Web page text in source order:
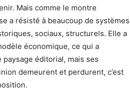
Mais comme le montre
a résisté à beaucoup de systèmes
sociaux, structurels. Elle a
économique, ce qui a
éditorial, mais ses
demeurent et perdurent, c’est